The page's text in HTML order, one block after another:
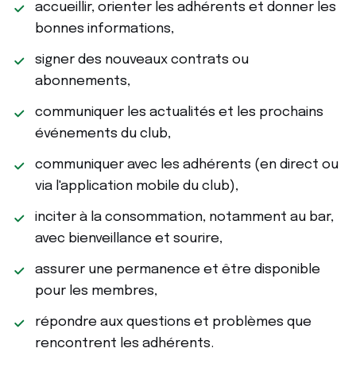
accueillir, orienter les adhérents et donner les
bonnes informations,
signer des nouveaux contrats ou
abonnements,
communiquer les actualités et les prochains
événements du club,
communiquer avec les adhérents (en direct ou
via l'application mobile du club),
inciter à la consommation, notamment au bar,
avec bienveillance et sourire,
assurer une permanence et être disponible
pour les membres,
répondre aux questions et problèmes que
rencontrent les adhérents.